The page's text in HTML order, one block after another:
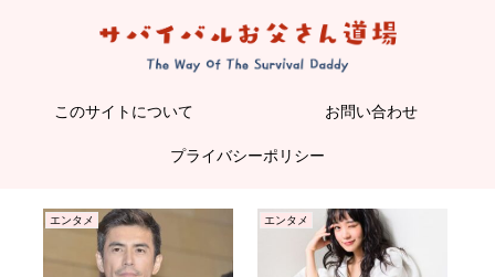
このサイトについて お問い合わせ
プライバシーポリシー
エンタメ エンタメ